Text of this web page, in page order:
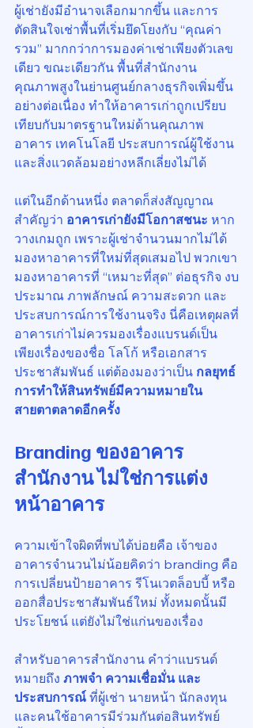
ผู้เช่ายังมีอำนาจเลือกมากขึ้น และการ
ตัดสินใจเช่าพื้นที่เริ่มยึดโยงกับ “คุณค่า
รวม” มากกว่าการมองค่าเช่าเพียงตัวเลข
เดียว ขณะเดียวกัน พื้นที่สำนักงาน
คุณภาพสูงในย่านศูนย์กลางธุรกิจเพิ่มขึ้น
อย่างต่อเนื่อง ทำให้อาคารเก่าถูกเปรียบ
เทียบกับมาตรฐานใหม่ด้านคุณภาพ
อาคาร เทคโนโลยี ประสบการณ์ผู้ใช้งาน
และสิ่งแวดล้อมอย่างหลีกเลี่ยงไม่ได้
แต่ในอีกด้านหนึ่ง ตลาดก็ส่งสัญญาณ
สำคัญว่า อาคารเก่ายังมีโอกาสชนะ หาก
วางเกมถูก เพราะผู้เช่าจำนวนมากไม่ได้
มองหาอาคารที่ใหม่ที่สุดเสมอไป พวกเขา
มองหาอาคารที่ “เหมาะที่สุด” ต่อธุรกิจ งบ
ประมาณ ภาพลักษณ์ ความสะดวก และ
ประสบการณ์การใช้งานจริง นี่คือเหตุผลที่
อาคารเก่าไม่ควรมองเรื่องแบรนด์เป็น
เพียงเรื่องของชื่อ โลโก้ หรือเอกสาร
ประชาสัมพันธ์ แต่ต้องมองว่าเป็น กลยุทธ์
การทำให้สินทรัพย์มีความหมายใน
สายตาตลาดอีกครั้ง
Branding ของอาคาร
สำนักงาน ไม่ใช่การแต่ง
หน้าอาคาร
ความเข้าใจผิดที่พบได้บ่อยคือ เจ้าของ
อาคารจำนวนไม่น้อยคิดว่า branding คือ
การเปลี่ยนป้ายอาคาร รีโนเวตล็อบบี้ หรือ
ออกสื่อประชาสัมพันธ์ใหม่ ทั้งหมดนั้นมี
ประโยชน์ แต่ยังไม่ใช่แก่นของเรื่อง
สำหรับอาคารสำนักงาน คำว่าแบรนด์
หมายถึง ภาพจำ ความเชื่อมั่น และ
ประสบการณ์ ที่ผู้เช่า นายหน้า นักลงทุน
และคนใช้อาคารมีร่วมกันต่อสินทรัพย์